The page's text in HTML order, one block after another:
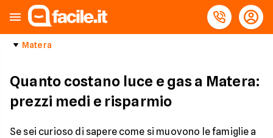
Matera
Quanto costano luce e gas a Matera:
prezzi medi e risparmio
Se sei curioso di sapere come si muovono le famiglie a